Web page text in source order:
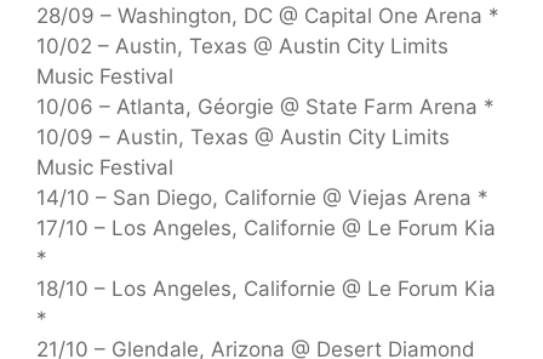
28/09 – Washington, DC @ Capital One Arena *
10/02 – Austin, Texas @ Austin City Limits
Music Festival
10/06 – Atlanta, Géorgie @ State Farm Arena *
10/09 – Austin, Texas @ Austin City Limits
Music Festival
14/10 – San Diego, Californie @ Viejas Arena *
17/10 – Los Angeles, Californie @ Le Forum Kia
*
18/10 – Los Angeles, Californie @ Le Forum Kia
*
21/10 – Glendale, Arizona @ Desert Diamond